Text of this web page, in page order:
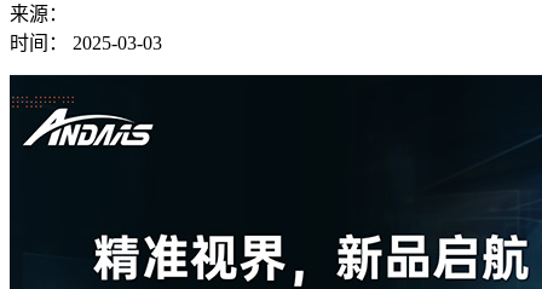
来源：
时间：
2025-03-03